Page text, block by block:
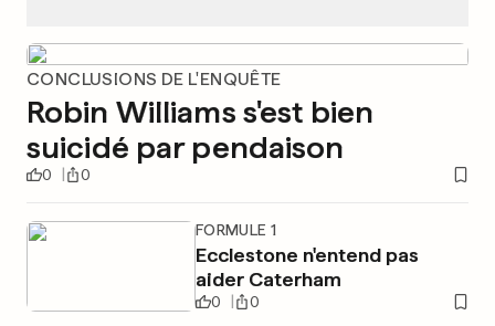
CONCLUSIONS DE L'ENQUÊTE
Robin Williams s'est bien
suicidé par pendaison
0 0
FORMULE 1
Ecclestone n'entend pas
aider Caterham
0 0